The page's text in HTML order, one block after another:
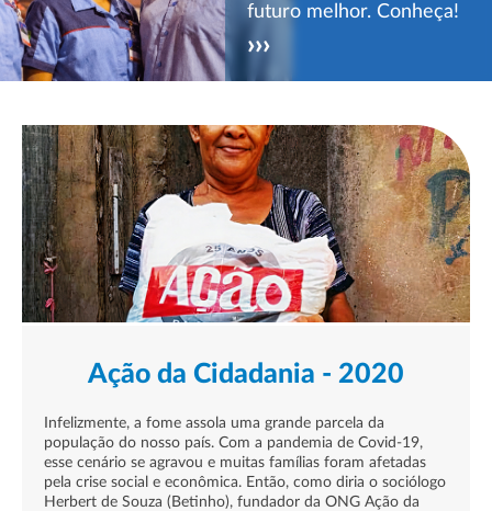
futuro melhor. Conheça!
›››
Ação da Cidadania - 2020
Infelizmente, a fome assola uma grande parcela da
população do nosso país. Com a pandemia de Covid-19,
esse cenário se agravou e muitas famílias foram afetadas
pela crise social e econômica. Então, como diria o sociólogo
Herbert de Souza (Betinho), fundador da ONG Ação da